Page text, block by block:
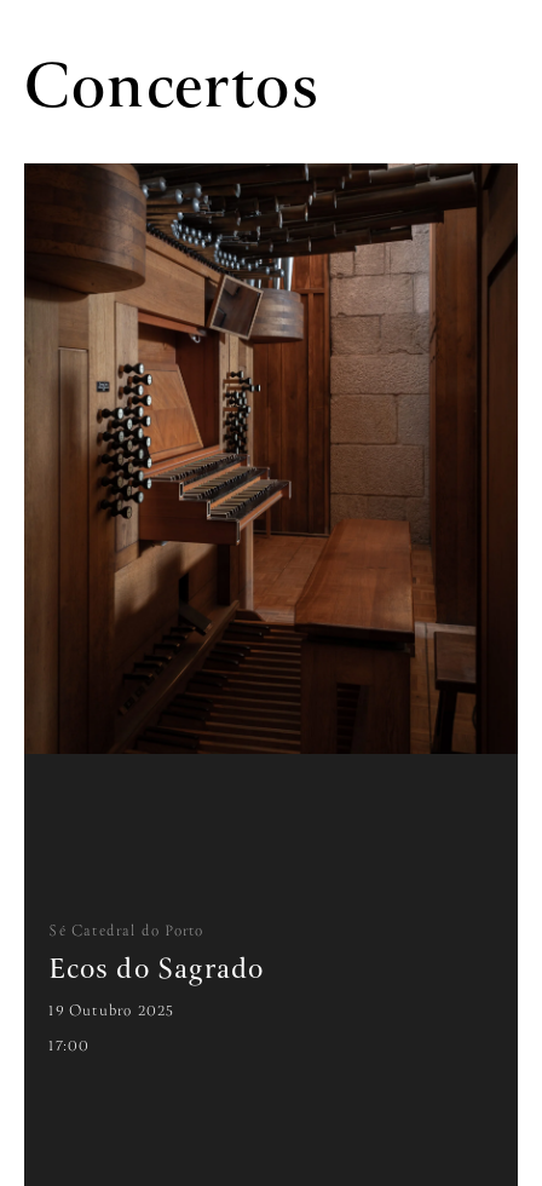
Concertos
Sé Catedral do Porto
Ecos do Sagrado
19 Outubro 2025
17:00